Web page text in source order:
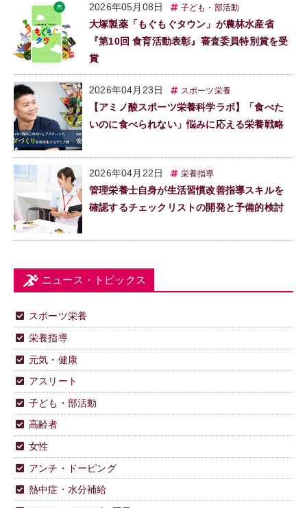
2026年05月08日 子ども・部活動
大塚製薬「もぐもぐタウン」が農林水産省
『第10回 食育活動表彰』審査委員特別賞を受
賞
2026年04月23日 スポーツ栄養
【アミノ酸スポーツ栄養科学ラボ】「食べた
いのに食べられない」悩みに応える栄養戦略
2026年04月22日 栄養指導
管理栄養士自身が生活習慣改善指導スキルを
確認するチェックリストの開発と予備的検討
ニュース・トピックス
スポーツ栄養
栄養指導
元気・健康
アスリート
子ども・部活動
高齢者
女性
アンチ・ドーピング
熱中症・水分補給